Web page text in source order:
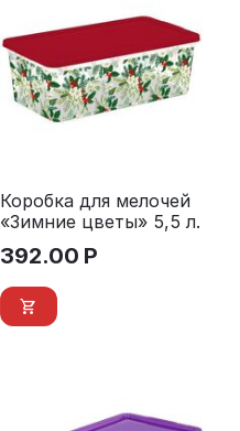
Коробка для мелочей
«Зимние цветы» 5,5 л.
392.00 Р